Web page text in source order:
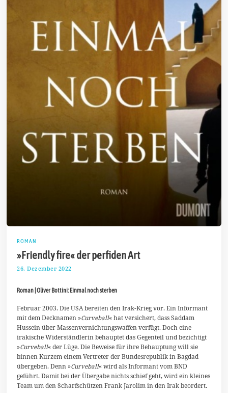
ROMAN
»Friendly fire« der perfiden Art
26. Dezember 2022
J
n
a
r
2
0
2
3
Roman | Oliver Bottini: Einmal noch sterben
Februar 2003. Die USA bereiten den Irak-Krieg vor. Ein Informant
mit dem Decknamen »Curveball« hat versichert, dass Saddam
Hussein über Massenvernichtungswaffen verfügt. Doch eine
irakische Widerständlerin behauptet das Gegenteil und bezichtigt
»Curveball« der Lüge. Die Beweise für ihre Behauptung will sie
binnen Kurzem einem Vertreter der Bundesrepublik in Bagdad
übergeben. Denn »Curveball« wird als Informant vom BND
geführt. Damit bei der Übergabe nichts schief geht, wird ein kleines
Team um den Scharfschützen Frank Jarolim in den Irak beordert.